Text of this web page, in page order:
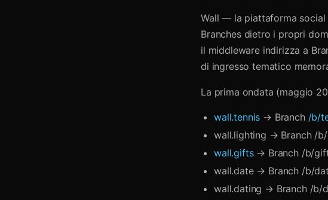
Wall — la piattaforma
Branches dietro i propri
il middleware indirizza a
di ingresso tematico
La prima ondata (maggio
wall.tennis → Branch /b/
wall.lighting → Branch /
wall.gifts→ Branch /b/
wall.date → Branch /b/
wall.dating → Branch /b/